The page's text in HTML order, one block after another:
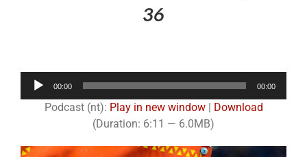
36
00:00 00:00
Podcast (nt): Play in new window| Download
(Duration: 6:11 — 6.0MB)